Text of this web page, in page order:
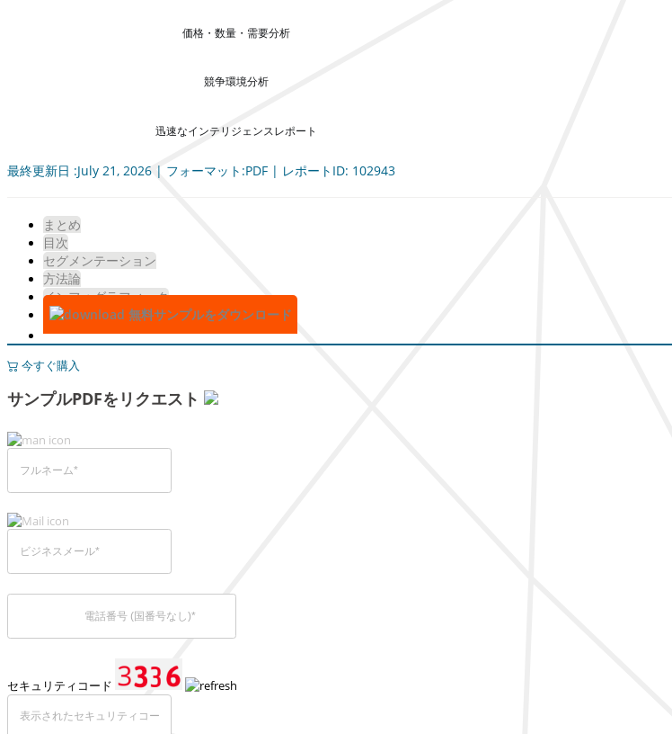
価格・数量・需要分析
競争環境分析
迅速なインテリジェンスレポート
最終更新日 :July 21, 2026 | フォーマット:PDF | レポートID: 102943
まとめ
目次
セグメンテーション
方法論
インフォグラフィック
無料サンプルをダウンロード
今すぐ購入
サンプルPDFをリクエスト
セキュリティコード